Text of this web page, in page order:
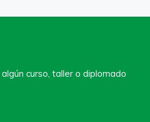
curso, taller o diplomado